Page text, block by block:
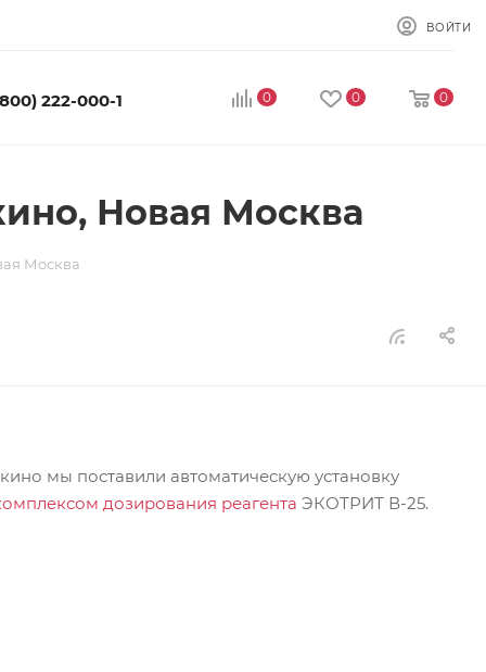
ВОЙТИ
222-000-1 0 0 0
Новая Москва
Москва
мы поставили автоматическую установку
дозирования реагента ЭКОТРИТ В-25.